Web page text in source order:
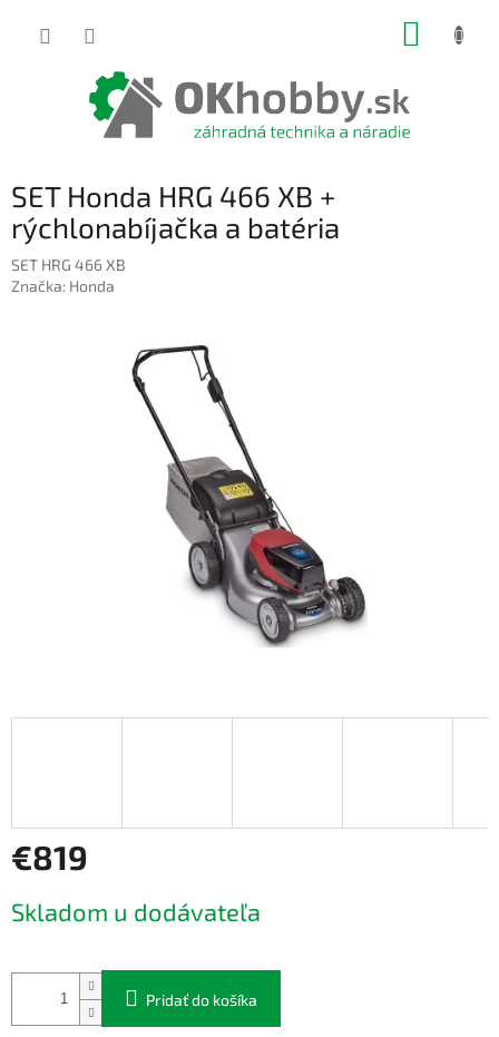
SET Honda HRG 466 XB +
rýchlonabíjačka a batéria
SET HRG 466 XB
Značka: Honda
€819
cena:
Skladom u dodávateľa
Pridať do košíka